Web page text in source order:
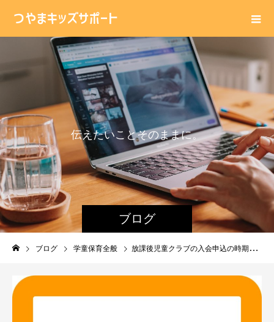
ブログ
伝えたいこ とその ままに。
ブログ 学童保育全般 放課後児童クラブの入会申込の時期はいつ？来年度から小学生の保護者向け。全国的に１１月からが多い！